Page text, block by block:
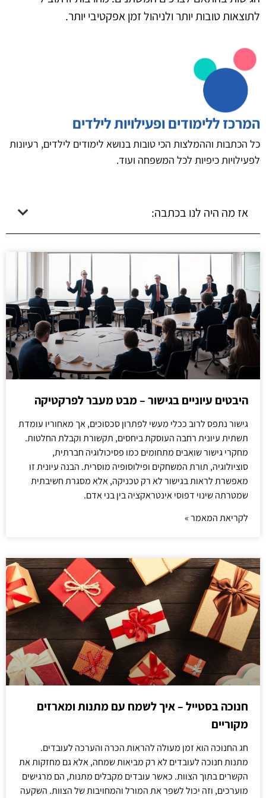
לתוצאות טובות יותר ולניהול זמן אפקטיבי יותר.
המרכז ללימודים ופעילויות לילדים
כל הכתבות וההמלצות הכי טובות בנושא לימודים לילדים, רעיונות
לפעילויות כיפיות לכל המשפחה ועוד.
אז מה היה לנו בכתבה:
היבטים עיוניים בגישור – מבט מעבר לפרקטיקה
גישור נתפס לרוב ככלי מעשי לפתרון סכסוכים, אך מאחוריו עומדת
תשתית עיונית רחבה העוסקת ביחסים, תקשורת וקבלת החלטות.
מחקרי גישור שואבים מתחומים כמו פסיכולוגיה חברתית,
סוציולוגיה, תורת המשחקים ופילוסופיה מוסרית. הבנה עיונית זו
מאפשרת לראות בגישור לא רק טכניקה, אלא מסגרת חשיבתית
שמטרתה שינוי דפוסי אינטראקציה בין בני אדם.
לקריאת המאמר »
חנוכה בסטייל – איך לשמח עם מתנות ומארזים
מקוריים
חג החנוכה הוא זמן מעולה להראות הכרה והערכה לעובדים.
מתנות חנוכה לעובדים לא רק מביאות שמחה, אלא גם מחזקות את
הקשרים בתוך הצוות. כאשר עובדים מקבלים מתנות, הם מרגישים
מוערכים, וזה יכול לשפר את המורל והמחויבות של הצוות. השקעה